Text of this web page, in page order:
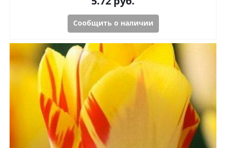
Сообщить о наличии